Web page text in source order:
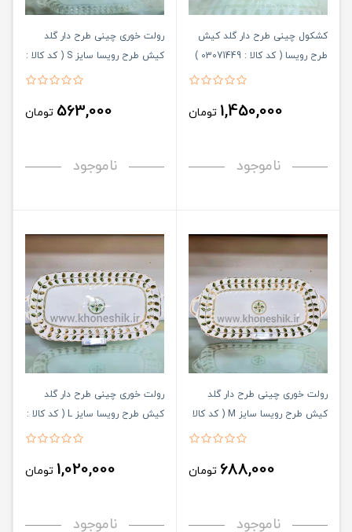
کشکول چینی طرح دار گلد کیش
طرح رویسا ( کد کالا : 03071449 )
1,450,000 تومان
ناموجود
رولت خوری چینی طرح دار گلد
کیش طرح رویسا سایز S ( کد کالا :
563,000 تومان
ناموجود
رولت خوری چینی طرح دار گلد
کیش طرح رویسا سایز M ( کد کالا
688,000 تومان
ناموجود
رولت خوری چینی طرح دار گلد
کیش طرح رویسا سایز L ( کد کالا :
1,020,000 تومان
ناموجود